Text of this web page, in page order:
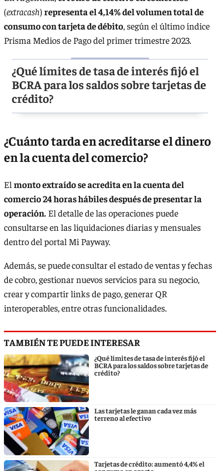
(extracash) representa el 4,14% del volumen total de
consumo con tarjeta de débito, según el último índice
Prisma Medios de Pago del primer trimestre 2023.
¿Qué límites de tasa de interés fijó el
BCRA para los saldos sobre tarjetas de
crédito?
¿Cuánto tarda en acreditarse el dinero
en la cuenta del comercio?
El monto extraído se acredita en la cuenta del
comercio 24 horas hábiles después de presentar la
operación. El detalle de las operaciones puede
consultarse en las liquidaciones diarias y mensuales
dentro del portal Mi Payway.
Además, se puedeconsultar el estado de ventas y fechas
de cobro, gestionar nuevos servicios para su negocio,
crear y compartir links de pago, generar QR
interoperables, entre otras funcionalidades.
TAMBIÉN TE PUEDE INTERESAR
¿Qué límites de tasa de interés fijó el
BCRA para los saldos sobre tarjetas de
crédito?
Las tarjetas le ganan cada vez más
terreno al efectivo
Tarjetas de crédito: aumentó 4,4% el